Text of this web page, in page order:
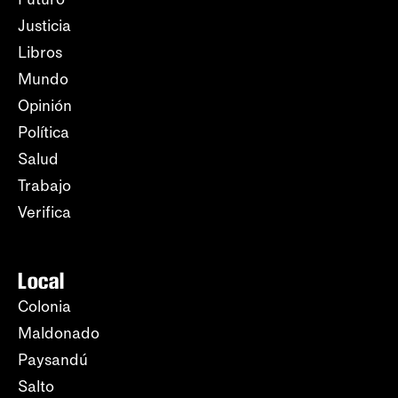
Justicia
Libros
Mundo
Opinión
Política
Salud
Trabajo
Verifica
Local
Colonia
Maldonado
Paysandú
Salto